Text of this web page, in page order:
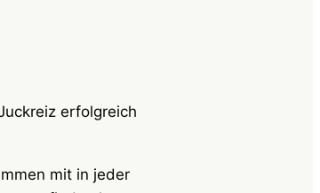
erfolgreich
mit in jeder